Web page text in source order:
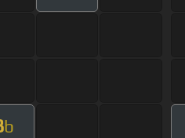
b